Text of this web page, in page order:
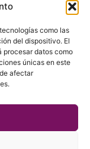
como las
del dispositivo. El
procesar datos como
únicas en este
afectar